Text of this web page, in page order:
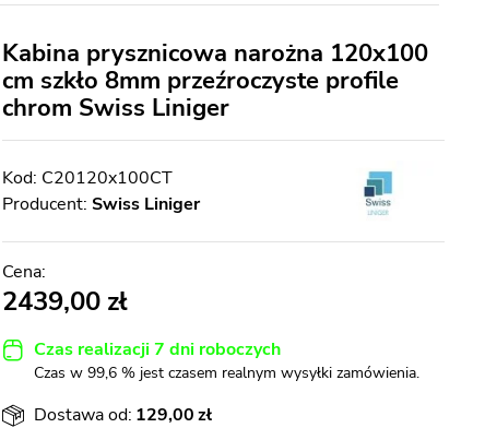
Kabina prysznicowa narożna 120x100
cm szkło 8mm przeźroczyste profile
chrom Swiss Liniger
C20120x100CT
Producent: Swiss Liniger
2439,00
Czas realizacji 7 dni roboczych
Czas w 99,6 % jest czasem realnym wysyłki zamówienia.
Dostawa od: 129,00